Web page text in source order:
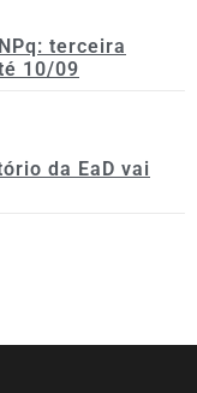
terceira
10/09
da EaD vai